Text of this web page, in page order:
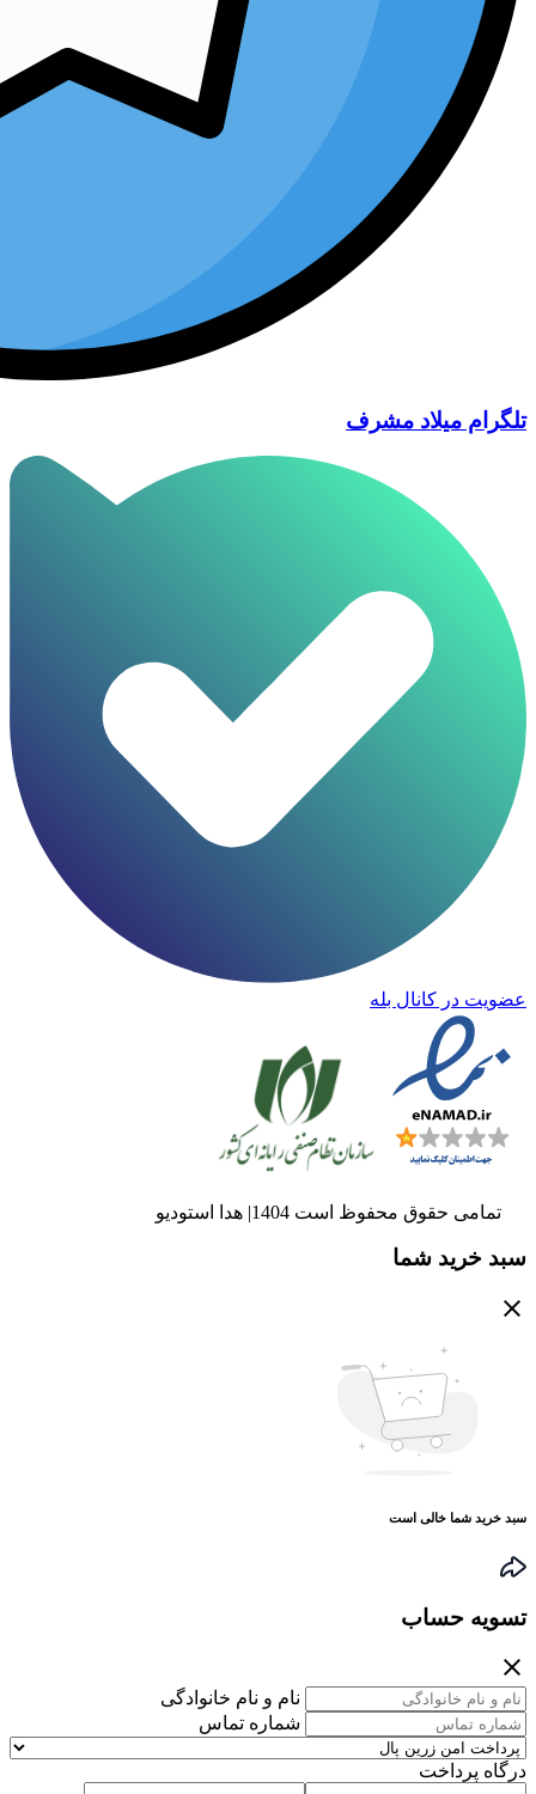
تلگرام میلاد مشرف
عضویت در کانال بله
تمامی حقوق محفوظ است 1404| هدا استودیو
سبد خرید شما
سبد خرید شما خالی است
تسویه حساب
نام و نام خانوادگی
شماره تماس
درگاه پرداخت